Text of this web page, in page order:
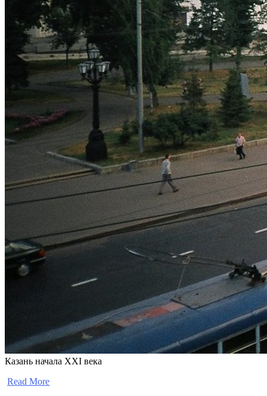
Казань начала XXI века
Read More